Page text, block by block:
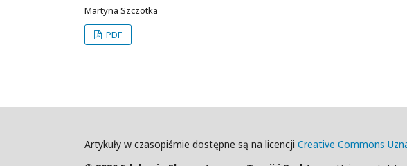
Martyna Szczotka
PDF
Artykuły w czasopiśmie dostępne są na licencji Creative Commons